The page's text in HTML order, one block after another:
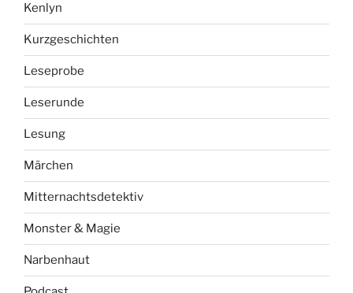
Kenlyn
Kurzgeschichten
Leseprobe
Leserunde
Lesung
Märchen
Mitternachtsdetektiv
Monster & Magie
Narbenhaut